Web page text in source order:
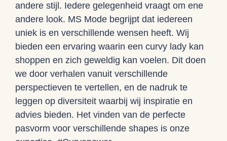
andere stijl. Iedere gelegenheid vraagt om ene
andere look. MS Mode begrijpt dat iedereen
uniek is en verschillende wensen heeft. Wij
bieden een ervaring waarin een curvy lady kan
shoppen en zich geweldig kan voelen. Dit doen
we door verhalen vanuit verschillende
perspectieven te vertellen, en de nadruk te
leggen op diversiteit waarbij wij inspiratie en
advies bieden. Het vinden van de perfecte
pasvorm voor verschillende shapes is onze